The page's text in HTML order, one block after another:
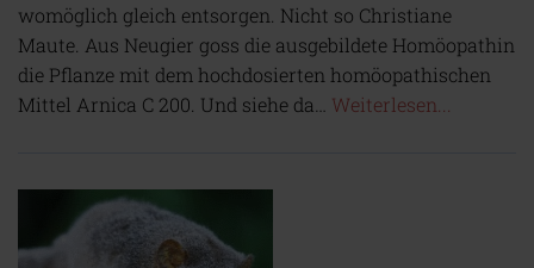
womöglich gleich entsorgen. Nicht so Christiane
Maute. Aus Neugier goss die ausgebildete Homöopathin
die Pflanze mit dem hochdosierten homöopathischen
Mittel Arnica C 200. Und siehe da… Weiterlesen...